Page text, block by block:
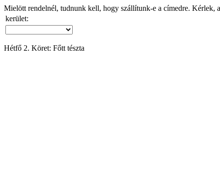
Mielött rendelnél, tudnunk kell, hogy szállítunk-e a címedre. Kérlek,
kerület:
Hétfő 2. Köret: Főtt tészta